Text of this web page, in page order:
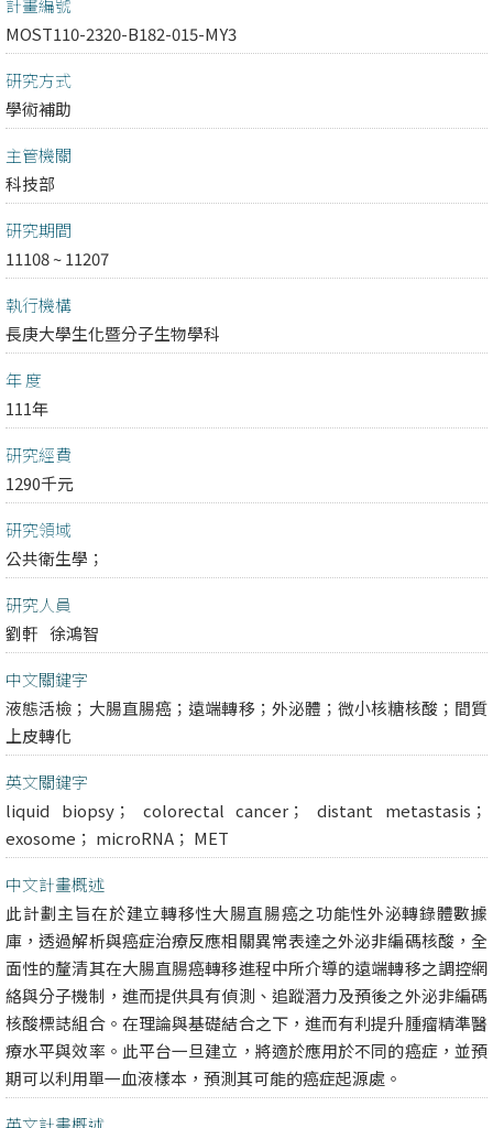
計畫編號
MOST110-2320-B182-015-MY3
研究方式
學術補助
主管機關
科技部
研究期間
11108 ~ 11207
執行機構
長庚大學生化暨分子生物學科
年 度
111年
研究經費
1290千元
研究領域
公共衛生學；
研究人員
劉軒 徐鴻智
中文關鍵字
液態活檢；大腸直腸癌；遠端轉移；外泌體；微小核糖核酸；間質
上皮轉化
英文關鍵字
liquid biopsy； colorectal cancer； distant metastasis；
exosome； microRNA； MET
中文計畫概述
此計劃主旨在於建立轉移性大腸直腸癌之功能性外泌轉錄體數據
庫，透過解析與癌症治療反應相關異常表達之外泌非編碼核酸，全
面性的釐清其在大腸直腸癌轉移進程中所介導的遠端轉移之調控網
絡與分子機制，進而提供具有偵測、追蹤潛力及預後之外泌非編碼
核酸標誌組合。在理論與基礎結合之下，進而有利提升腫瘤精準醫
療水平與效率。此平台一旦建立，將適於應用於不同的癌症，並預
期可以利用單一血液樣本，預測其可能的癌症起源處。